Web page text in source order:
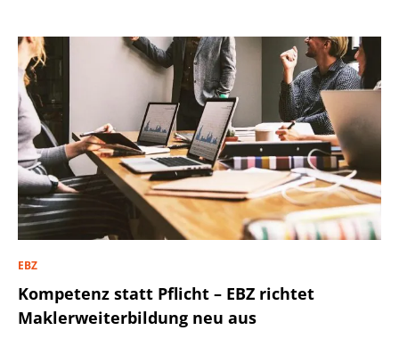
EBZ
Kompetenz statt Pflicht – EBZ richtet
Maklerweiterbildung neu aus